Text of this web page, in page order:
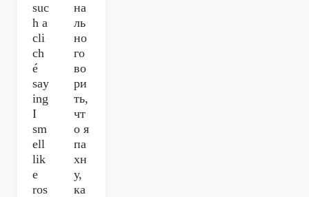
suc
h a
cli
ch
é
say
ing
I
sm
ell
lik
e
ros
на
ль
но
го
во
ри
ть,
чт
о я
па
хн
у,
ка